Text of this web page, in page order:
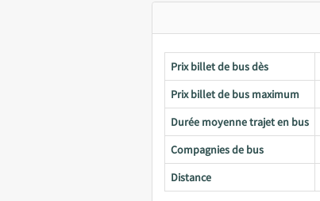
Prix billet de bus dès
Prix billet de bus maximum
Durée moyenne trajet en bus
Compagnies de bus
Distance